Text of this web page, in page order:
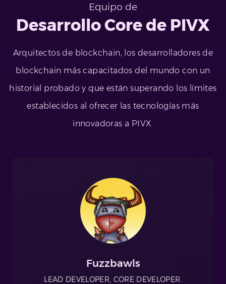
Equipo de
Desarrollo Core de PIVX
Arquitectos de blockchain, los desarrolladores de
blockchain más capacitados del mundo con un
historial probado y que están superando los límites
establecidos al ofrecer las tecnologías más
innovadoras a PIVX.
Fuzzbawls
LEAD DEVELOPER, CORE DEVELOPER.